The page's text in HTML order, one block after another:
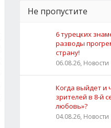
Не пропустите
6 турецких
разводы
страну!
06.08.26, Новости
Когда выйдет и
зрителей в 8-й
любовь»?
04.08.26, Новости